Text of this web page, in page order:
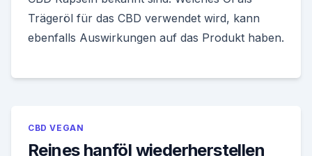
Trägeröl für das CBD verwendet wird, kann
ebenfalls Auswirkungen auf das Produkt haben.
CBD VEGAN
Reines hanföl wiederherstellen